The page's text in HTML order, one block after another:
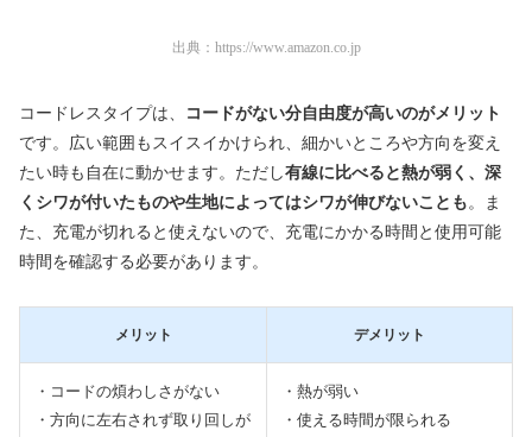
出典： https://www.amazon.co.jp
コードレスタイプは、
コードがない分自由度が高いのがメリット
です。広い範囲もスイスイかけられ、細かいところや方向を変え
たい時も自在に動かせます。ただし有線に比べると熱が弱く、深
くシワが付いたものや生地によってはシワが伸びないことも 。ま
た、充電が切れると使えないので、充電にかかる時間と使用可能
時間を確認する必要があります。
メリット デメリット
・コードの煩わしさがない
・方向に左右されず取り回しが
・熱が弱い
・使える時間が限られる